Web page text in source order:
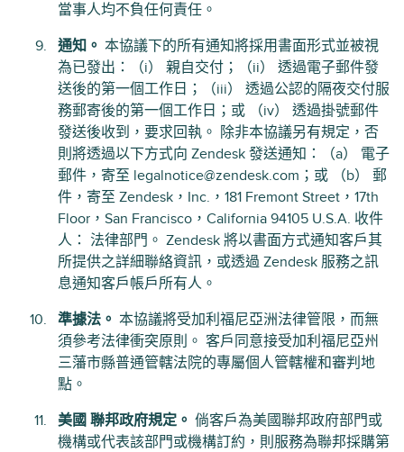
當事人均不負任何責任。
通知。 本協議下的所有通知將採用書面形式並被視
為已發出：（i） 親自交付；（ii） 透過電子郵件發
送後的第一個工作日；（iii） 透過公認的隔夜交付服
務郵寄後的第一個工作日；或 （iv） 透過掛號郵件
發送後收到，要求回執。 除非本協議另有規定，否
則將透過以下方式向 Zendesk 發送通知：（a） 電子
郵件，寄至 legalnotice@zendesk.com；或 （b） 郵
件，寄至 Zendesk，Inc.，181 Fremont Street，17th
Floor，San Francisco，California 94105 U.S.A. 收件
人： 法律部門。 Zendesk 將以書面方式通知客戶其
所提供之詳細聯絡資訊，或透過 Zendesk 服務之訊
息通知客戶帳戶所有人。
準據法。 本協議將受加利福尼亞洲法律管限，而無
須參考法律衝突原則。 客戶同意接受加利福尼亞州
三藩市縣普通管轄法院的專屬個人管轄權和審判地
點。
美國 聯邦政府規定。 倘客戶為美國聯邦政府部門或
機構或代表該部門或機構訂約，則服務為聯邦採購第